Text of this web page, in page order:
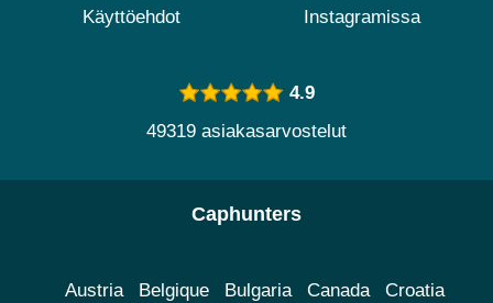
Käyttöehdot Instagramissa
4.9
49319 asiakasarvostelut
Caphunters
Austria Belgique Bulgaria Canada Croatia